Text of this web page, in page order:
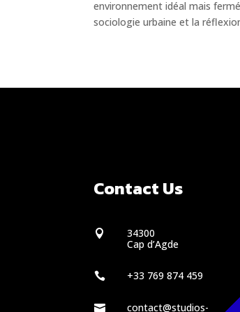
environnement idéal mais
sociologie urbaine et la
Contact Us

34300
Cap d’Agde
 +33 769 874 459

contact@studios-